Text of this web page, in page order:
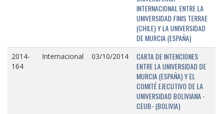
INTERNACIONAL ENTRE LA
UNIVERSIDAD FINIS TERRAE
(CHILE) Y LA UNIVERSIDAD
DE MURCIA (ESPAÑA)
2014-
164
Internacional 03/10/2014
CARTA DE INTENCIONES
ENTRE LA UNIVERSIDAD DE
MURCIA (ESPAÑA) Y EL
COMITÉ EJECUTIVO DE LA
UNIVERSIDAD BOLIVIANA -
CEUB- (BOLIVIA)